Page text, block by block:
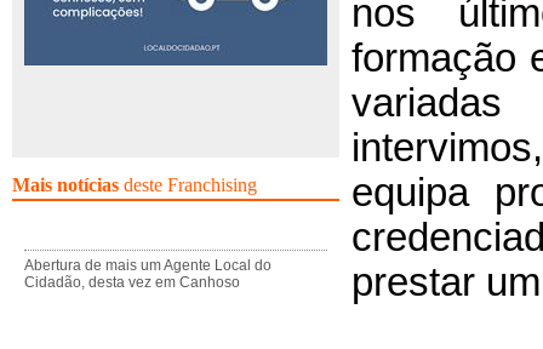
Mais notícias deste Franchising
Abertura de mais um Agente Local do
Cidadão, desta vez em Canhoso
nos
formação
equipa
prestar